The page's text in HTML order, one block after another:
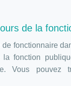
de la
de fonctionnaire
la fonction
Vous